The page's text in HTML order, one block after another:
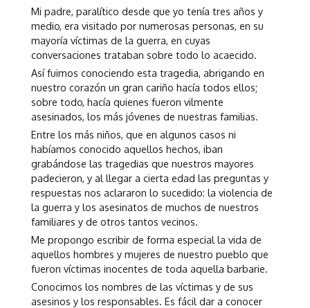
Mi padre, paralítico desde que yo tenía tres años y
medio, era visitado por numerosas personas, en su
mayoría víctimas de la guerra, en cuyas
conversaciones trataban sobre todo lo acaecido.
Así fuimos conociendo esta tragedia, abrigando en
nuestro corazón un gran cariño hacía todos ellos;
sobre todo, hacía quienes fueron vilmente
asesinados, los más jóvenes de nuestras familias.
Entre los más niños, que en algunos casos ni
habíamos conocido aquellos hechos, iban
grabándose las tragedias que nuestros mayores
padecieron, y al llegar a cierta edad las preguntas y
respuestas nos aclararon lo sucedido: la violencia de
la guerra y los asesinatos de muchos de nuestros
familiares y de otros tantos vecinos.
Me propongo escribir de forma especial la vida de
aquellos hombres y mujeres de nuestro pueblo que
fueron víctimas inocentes de toda aquella barbarie.
Conocimos los nombres de las víctimas y de sus
asesinos y los responsables. Es fácil dar a conocer